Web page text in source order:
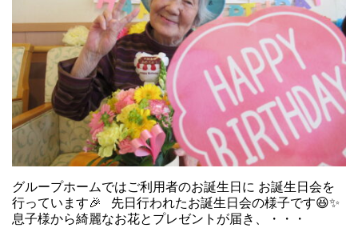
グループホームではご利用者のお誕生日に お誕生日会を
行っています🎉 先日行われたお誕生日会の様子です😆✨
息子様から綺麗なお花とプレゼントが届き、・・・